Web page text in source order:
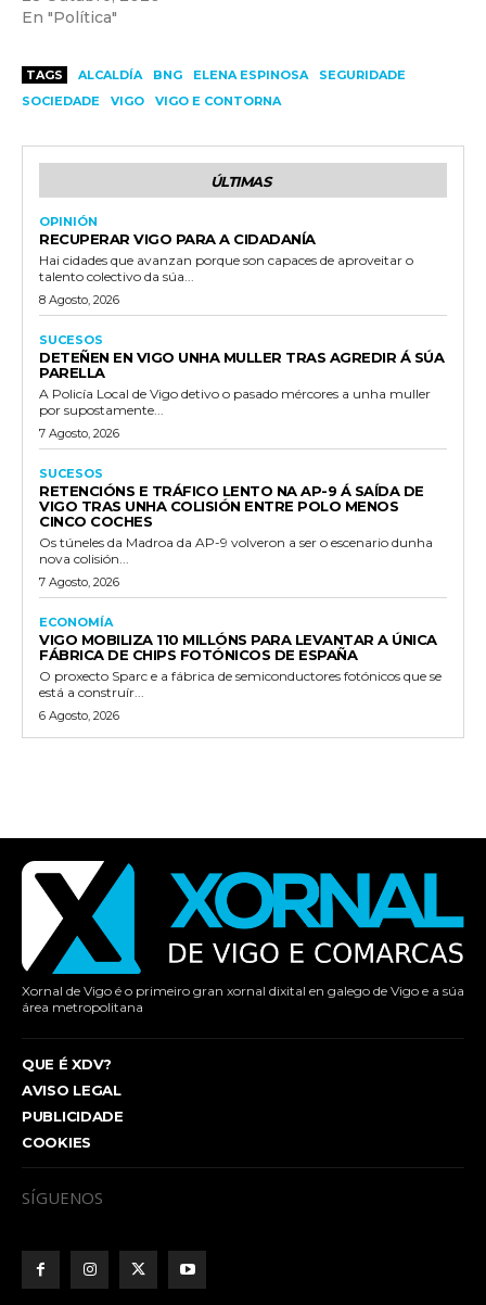
En "Política"
TAGS ALCALDÍA BNG ELENA ESPINOSA
SEGURIDADE
SOCIEDADE
VIGO VIGO E CONTORNA
ÚLTIMAS
OPINIÓN
RECUPERAR VIGO PARA A CIDADANÍA
Hai cidades que avanzan porque son capaces de aproveitar o
talento colectivo da súa...
8 Agosto, 2026
SUCESOS
DETEÑEN EN VIGO UNHA MULLER TRAS AGREDIR Á SÚA
PARELLA
A Policía Local de Vigo detivo o pasado mércores a unha muller
por supostamente...
7 Agosto, 2026
SUCESOS
RETENCIÓNS E TRÁFICO LENTO NA AP-9 Á SAÍDA DE
VIGO TRAS UNHA COLISIÓN ENTRE POLO MENOS
CINCO COCHES
Os túneles da Madroa da AP-9 volveron a ser o escenario dunha
nova colisión...
7 Agosto, 2026
ECONOMÍA
VIGO MOBILIZA 110 MILLÓNS PARA LEVANTAR A ÚNICA
FÁBRICA DE CHIPS FOTÓNICOS DE ESPAÑA
O proxecto Sparc e a fábrica de semiconductores fotónicos que se
está a construír...
6 Agosto, 2026
Xornal de Vigo é o primeiro gran xornal dixital en galego de Vigo e a súa
área metropolitana
QUE É XDV?
AVISO LEGAL
PUBLICIDADE
COOKIES
SÍGUENOS